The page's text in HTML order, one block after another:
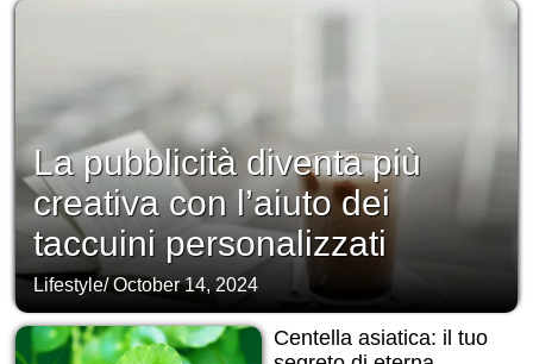
La pubblicità diventa più
creativa con l’aiuto dei
taccuini personalizzati
Lifestyle/October 14, 2024
Centella asiatica: il tuo